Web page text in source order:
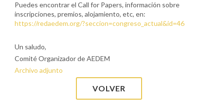
Puedes encontrar el Call for Papers, información sobre
inscripciones, premios, alojamiento, etc, en:
https://redaedem.org/?seccion=congreso_actual&id=46
Un saludo,
Comité Organizador de AEDEM
Archivo adjunto
VOLVER